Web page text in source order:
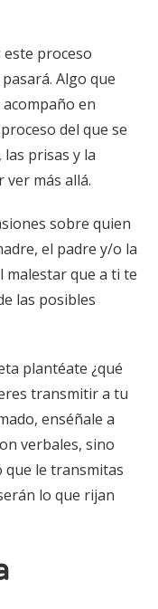
proceso
Algo que
en
del que se
prisas y la
ver más allá.
sobre quien
el padre y/o la
malestar que a ti te
las posibles
plantéate ¿qué
transmitir a tu
enséñale a
verbales, sino
que le transmitas
lo que rijan